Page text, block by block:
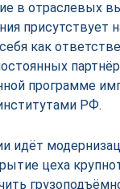
в отраслевых
присутствует
как
программе
РФ.
идёт
цеха